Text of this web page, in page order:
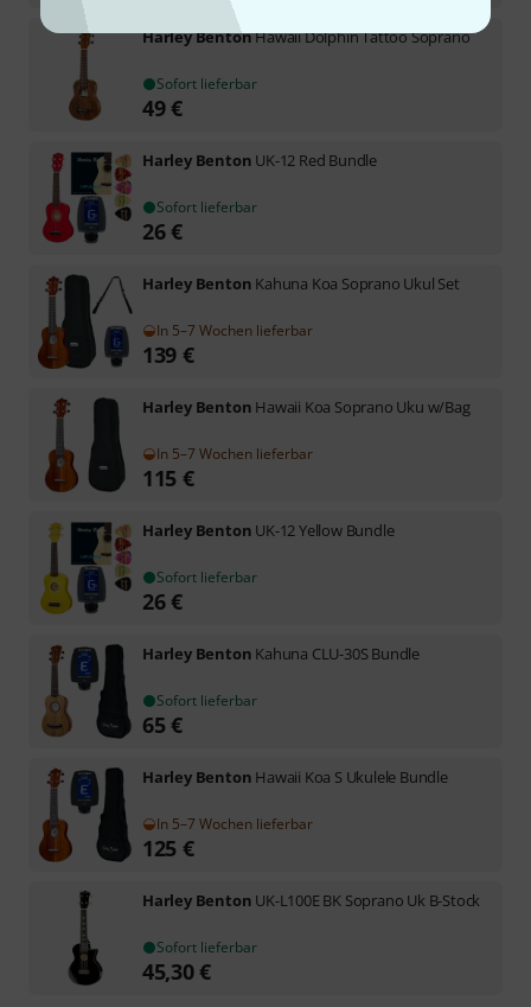
Harley BentonHawaii Dolphin Tattoo Soprano
Sofort lieferbar
49€
Harley Benton UK-12 Red Bundle
Sofort lieferbar
26€
Harley Benton Kahuna Koa Soprano Ukul Set
In 5–7 Wochen lieferbar
139 €
Harley Benton Hawaii Koa Soprano Uku w/Bag
In 5–7 Wochen lieferbar
115 €
Harley Benton UK-12 Yellow Bundle
Sofort lieferbar
26€
Harley Benton Kahuna CLU-30S Bundle
Sofort lieferbar
65€
Harley Benton Hawaii Koa S Ukulele Bundle
In 5–7 Wochen lieferbar
125 €
Harley Benton UK-L100E BK Soprano Uk B-Stock
Sofort lieferbar
45,30€